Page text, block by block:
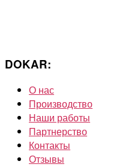
DOKAR:
О нас
Производство
Наши работы
Партнерство
Контакты
Отзывы